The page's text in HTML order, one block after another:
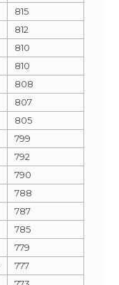
815
812
810
810
808
807
805
799
792
790
788
787
785
779
777